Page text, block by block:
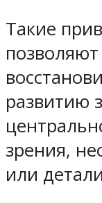
Такие
развитию
зрения,
или